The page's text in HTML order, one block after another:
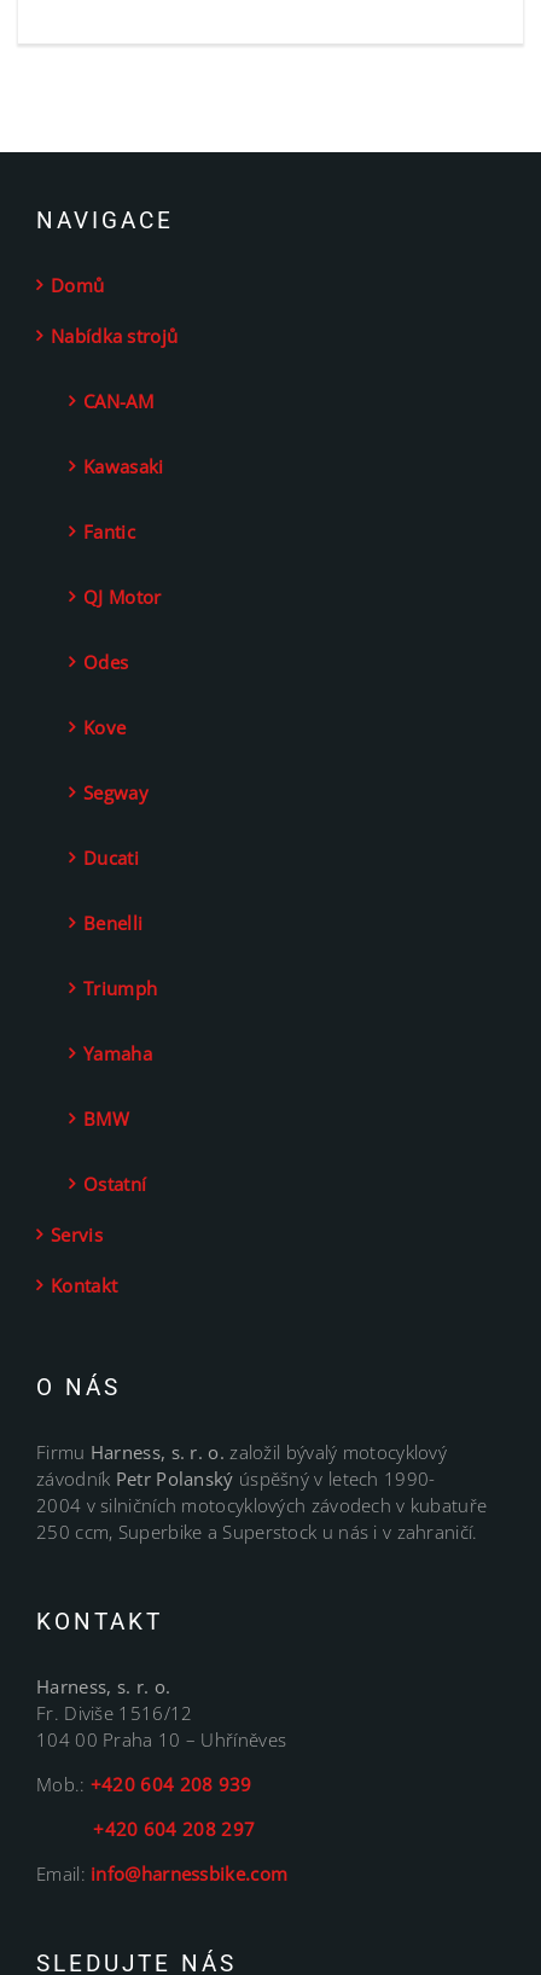
NAVIGACE
Domů
Nabídka strojů
CAN-AM
Kawasaki
Fantic
QJ Motor
Odes
Kove
Segway
Ducati
Benelli
Triumph
Yamaha
BMW
Ostatní
Servis
Kontakt
O NÁS
Firmu Harness, s. r. o.založil bývalý motocyklový
závodník Petr Polanský úspěšný v letech 1990-
2004 v silničních motocyklových závodech v kubatuře
250 ccm, Superbike a Superstock u nás i v zahraničí.
KONTAKT
Harness, s. r. o.
Fr. Diviše 1516/12
104 00 Praha 10 – Uhříněves
Mob.: +420 604 208 939
+420 604 208 297
Email: info@harnessbike.com
SLEDUJTE NÁS